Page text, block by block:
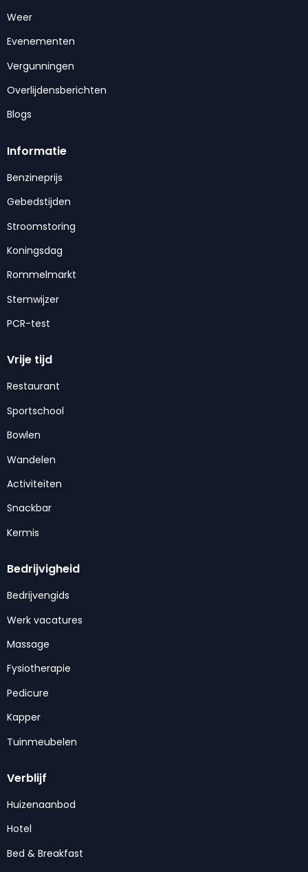
Weer
Evenementen
Vergunningen
Overlijdensberichten
Blogs
Informatie
Benzineprijs
Gebedstijden
Stroomstoring
Koningsdag
Rommelmarkt
Stemwijzer
PCR-test
Vrije tijd
Restaurant
Sportschool
Bowlen
Wandelen
Activiteiten
Snackbar
Kermis
Bedrijvigheid
Bedrijvengids
Werk vacatures
Massage
Fysiotherapie
Pedicure
Kapper
Tuinmeubelen
Verblijf
Huizenaanbod
Hotel
Bed & Breakfast